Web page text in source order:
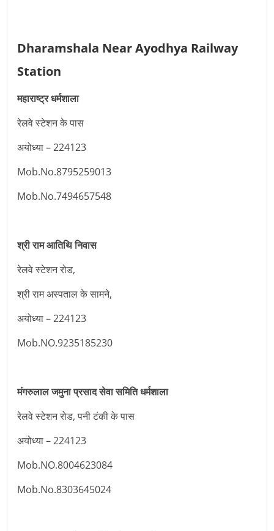
Dharamshala Near Ayodhya Railway
Station
महाराष्ट्र धर्मशाला
रेलवे स्टेशन के पास
अयोध्या – 224123
Mob.No.8795259013
Mob.No.7494657548
श्री राम आतिथि निवास
रेलवे स्टेशन रोड,
श्री राम अस्पताल के सामने,
अयोध्या – 224123
Mob.NO.9235185230
मंगरुलाल जमुना प्रसाद सेवा समिति धर्मशाला
रेलवे स्टेशन रोड, पनी टंकी के पास
अयोध्या – 224123
Mob.NO.8004623084
Mob.No.8303645024